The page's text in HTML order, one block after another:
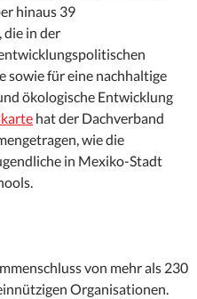
hinaus 39
in der
sowie für eine nachhaltige
ökologische Entwicklung
hat der Dachverband
wie die
in Mexiko-Stadt
von mehr als 230
Organisationen.